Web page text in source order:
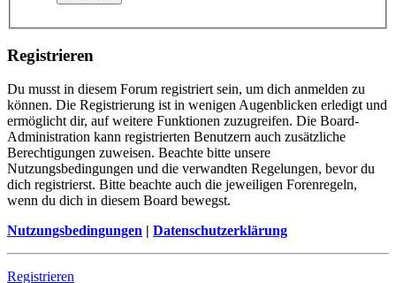
Registrieren
Du musst in diesem Forum registriert sein, um dich anmelden zu
können. Die Registrierung ist in wenigen Augenblicken erledigt und
ermöglicht dir, auf weitere Funktionen zuzugreifen. Die Board-
Administration kann registrierten Benutzern auch zusätzliche
Berechtigungen zuweisen. Beachte bitte unsere
Nutzungsbedingungen und die verwandten Regelungen, bevor du
dich registrierst. Bitte beachte auch die jeweiligen Forenregeln,
wenn du dich in diesem Board bewegst.
Nutzungsbedingungen | Datenschutzerklärung
Registrieren